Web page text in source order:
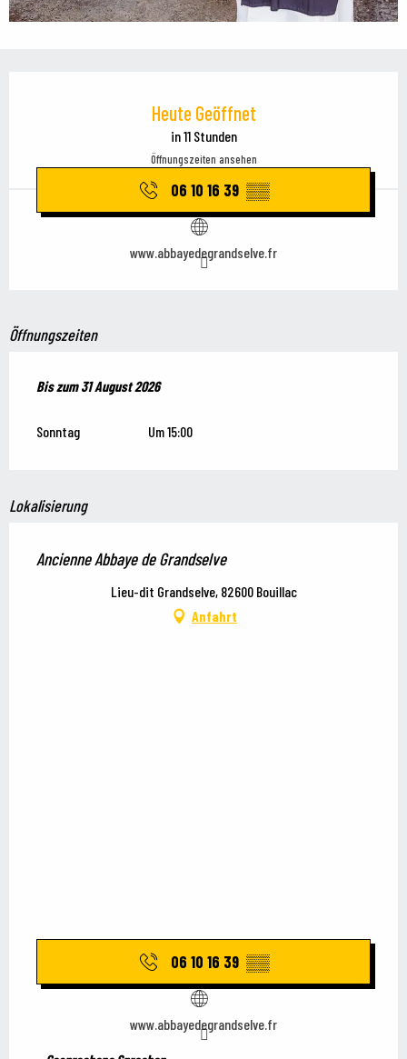
Heute Geöffnet
in 11 Stunden
Öffnungszeiten ansehen
06 10 16 39 ▒▒
www.abbayedegrandselve.fr
Öffnungszeiten
vom1 Juli 2026bis zum31 August 2026
Bis zum31 August 2026
Sonntag Um 15:00
Lokalisierung
Ancienne Abbaye de Grandselve
Lieu-dit Grandselve, 82600 Bouillac
Anfahrt
06 10 16 39 ▒▒
www.abbayedegrandselve.fr